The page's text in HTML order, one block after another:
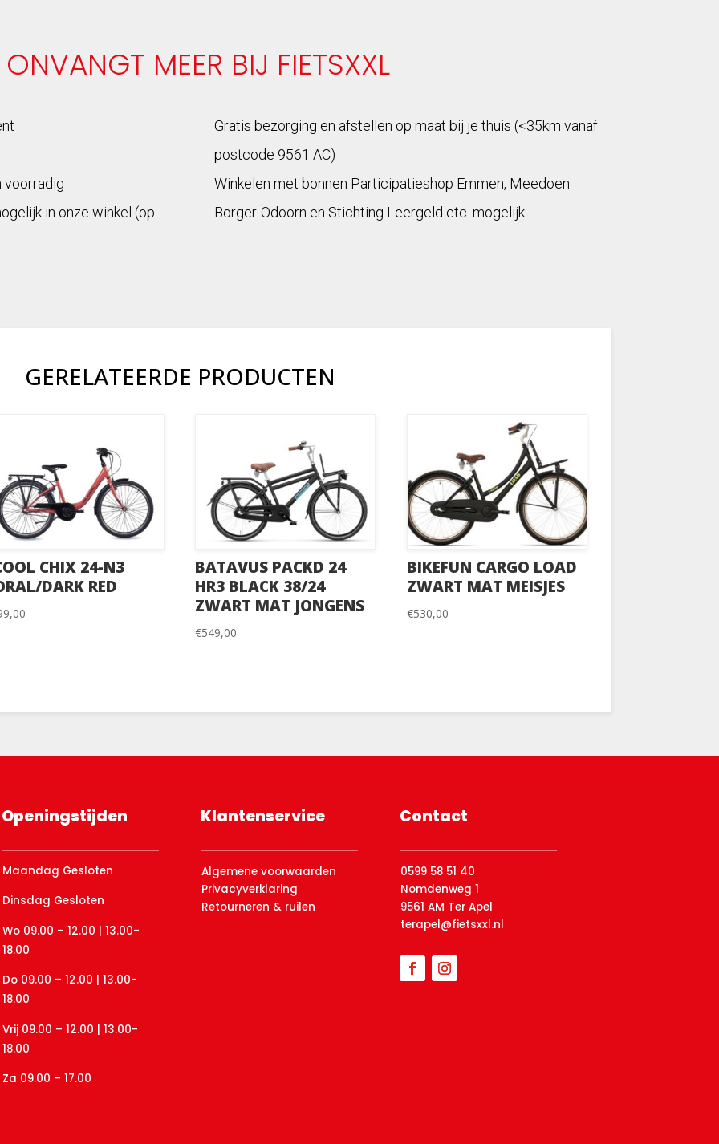
MEER BIJ FIETSXXL
voorradig
in onze winkel (op
Gratis bezorging en afstellen op maat bij je thuis (<35km vanaf
postcode 9561 AC)
Winkelen met bonnen Participatieshop Emmen, Meedoen
Borger-Odoorn en Stichting Leergeld etc. mogelijk
GERELATEERDE PRODUCTEN
CHIX 24-N3
DARK RED
BATAVUS PACKD 24
HR3 BLACK 38/24
ZWART MAT JONGENS
€549,00
BIKEFUN CARGO LOAD
ZWART MAT MEISJES
€530,00
Openingstijden
Maandag Gesloten
Dinsdag Gesloten
Wo 09.00 – 12.00 | 13.00-
18.00
Do 09.00 – 12.00 | 13.00-
18.00
Vrij 09.00 – 12.00 | 13.00-
18.00
Za 09.00 – 17.00
Klantenservice
Algemene voorwaarden
Privacyverklaring
Retourneren & ruilen
Contact
0599 58 51 40
Nomdenweg 1
9561 AM Ter Apel
terapel@fietsxxl.nl